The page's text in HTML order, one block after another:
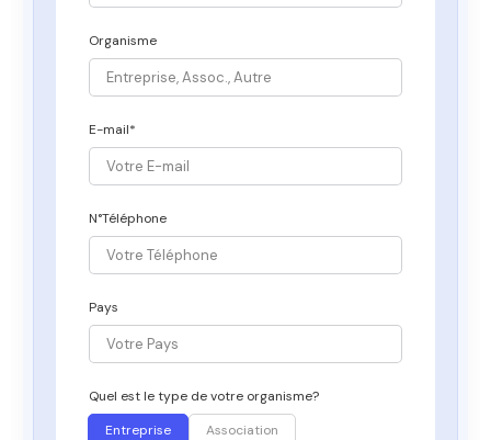
Organisme
E-mail*
N°Téléphone
Pays
Quel est le type de votre organisme?
Entreprise
Association